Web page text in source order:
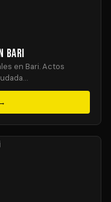
Bari
en Bari. Actos